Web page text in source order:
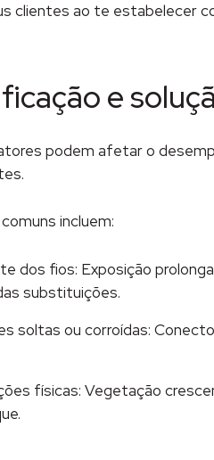
clientes ao te estabelecer
e
podem afetar o
incluem:
dos fios: Exposição
substituições.
soltas ou corroídas:
físicas: Vegetação